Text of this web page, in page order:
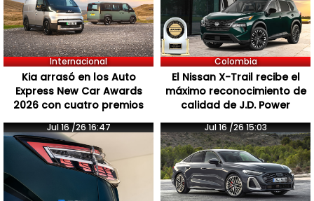
Internacional
Kia arrasó en los Auto
Express New Car Awards
2026 con cuatro premios
Colombia
El Nissan X-Trail recibe el
máximo reconocimiento de
calidad de J.D. Power
Jul 16 /26 16:47 Jul 16 /26 15:03